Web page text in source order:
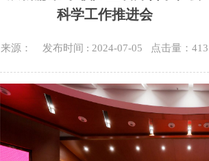
科学工作推进会
来源： 发布时间 : 2024-07-05 点击量：413